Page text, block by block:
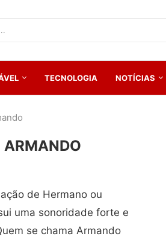
TECNOLOGIA NOTÍCIAS
ARMANDO
de Hermano ou
uma sonoridade forte e
se chama Armando